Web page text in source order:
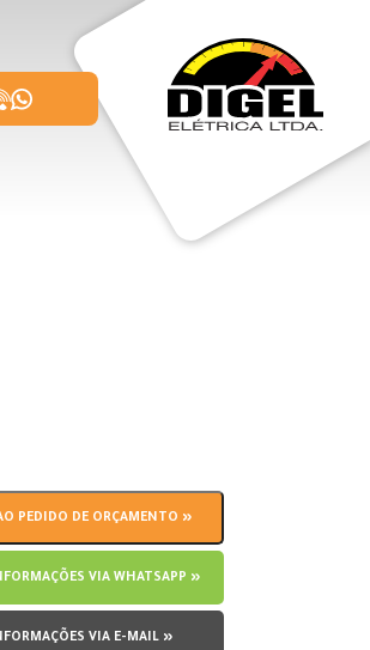
PEDIDO DE ORÇAMENTO »
VIA WHATSAPP »
VIA E-MAIL »